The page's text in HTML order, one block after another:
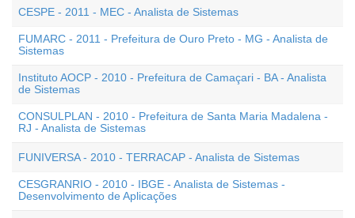
CESPE - 2011 - MEC - Analista de Sistemas
FUMARC - 2011 - Prefeitura de Ouro Preto - MG - Analista de
Sistemas
Instituto AOCP - 2010 - Prefeitura de Camaçari - BA - Analista
de Sistemas
CONSULPLAN - 2010 - Prefeitura de Santa Maria Madalena -
RJ - Analista de Sistemas
FUNIVERSA - 2010 - TERRACAP - Analista de Sistemas
CESGRANRIO - 2010 - IBGE - Analista de Sistemas -
Desenvolvimento de Aplicações